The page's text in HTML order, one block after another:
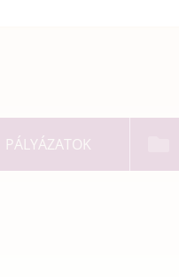
PÁLYÁZATOK